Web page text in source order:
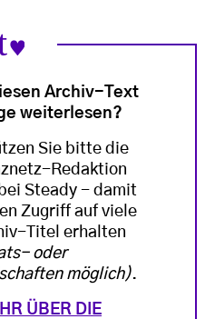
Archiv-Text
weiterlesen?
Sie bitte die
Redaktion
Steady - damit
Zugriff auf viele
Titel erhalten
oder
möglich).
ÜBER DIE